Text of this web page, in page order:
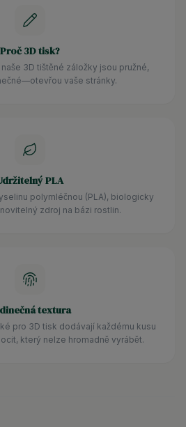
Proč 3D tisk?
3D tištěné záložky jsou pružné,
vaše stránky.
PLA
polymléčnou (PLA), biologicky
zdroj na bázi rostlin.
textura
pro 3D tisk dodávají každému kusu
který nelze hromadně vyrábět.